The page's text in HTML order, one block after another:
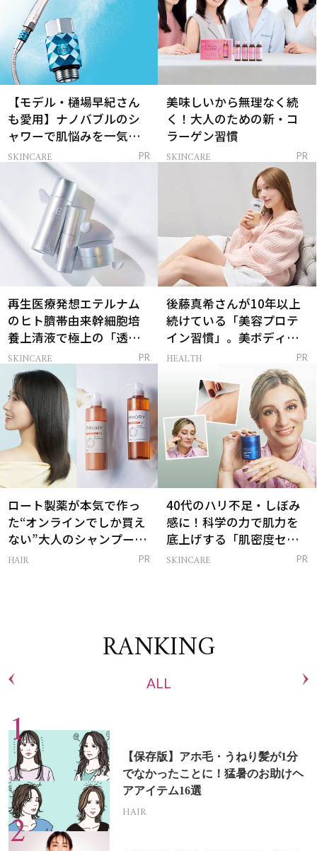
【モデル・樋場早紀さん
も愛用】ナノバブルのシ
ャワーで肌悩みを一気に
解決
SKINCARE PR
美味しいから無理なく続
く！大人のための新・コ
ラーゲン習慣
SKINCARE PR
再生医療発想エテルナム
のヒト臍帯由来幹細胞培
養上清液で極上の「透明
感ハリ肌」へ
SKINCARE PR
後藤真希さんが10年以上
続けている「美容プロテ
イン習慣」。美ボディを
支える朝ルーティンと
HEALTH PR
ロート製薬が本気で作っ
た“オンラインでしか買え
ない”大人のシャンプー＆
トリートメントって？
HAIR PR
40代のハリ不足・しぼみ
感に！科学の力で肌力を
底上げする「肌密度セラ
ム」
SKINCARE PR
RANKING
ALL
【保存版】アホ毛・うねり髪が1分
でなかったことに！猛暑のお助けヘ
アアイテム16選
HAIR